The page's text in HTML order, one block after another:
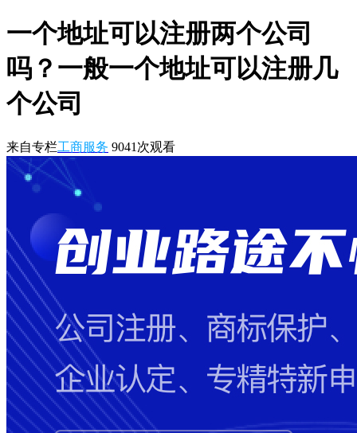
一个地址可以注册两个公司
吗？一般一个地址可以注册几
个公司
来自专栏工商服务 9041 次观看